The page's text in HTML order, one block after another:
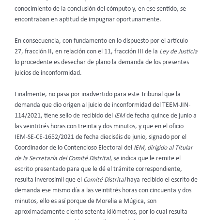
conocimiento de la conclusión del cómputo y, en ese sentido, se
encontraban en aptitud de impugnar oportunamente.
En consecuencia, con fundamento en lo dispuesto por el artículo
27, fracción II, en relación con el 11, fracción III de la Ley de Justicia
lo procedente es desechar de plano la demanda de los presentes
juicios de inconformidad.
Finalmente, no pasa por inadvertido para este Tribunal que la
demanda que dio origen al juicio de inconformidad del TEEM-JIN-
114/2021, tiene sello de recibido del IEMde fecha quince de junio a
las veintitrés horas con treinta y dos minutos, y que en el oficio
IEM-SE-CE-1652/2021 de fecha dieciséis de junio, signado por el
Coordinador de lo Contencioso Electoral del IEM, dirigido al Titular
de la Secretaría del Comité Distrital, se indica que le remite el
escrito presentado para que le dé el trámite correspondiente,
resulta inverosímil que el Comité Distrital haya recibido el escrito de
demanda ese mismo día a las veintitrés horas con cincuenta y dos
minutos, ello es así porque de Morelia a Múgica, son
aproximadamente ciento setenta kilómetros, por lo cual resulta